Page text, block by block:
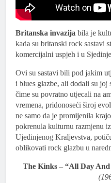
Britanska invazija bila je
kada su britanski rock sastavi
komercijalni uspjeh i u
Ovi su sastavi bili pod jakim
i blues glazbe, ali dodali su joj
čime su povratno utjecali na
vremena, pridonoseći široj
ne samo da je promijenila
pokrenula kulturnu razmjenu
Ujedinjenog Kraljevstva,
oblikovati rock glazbu u
The Kinks – “All Day